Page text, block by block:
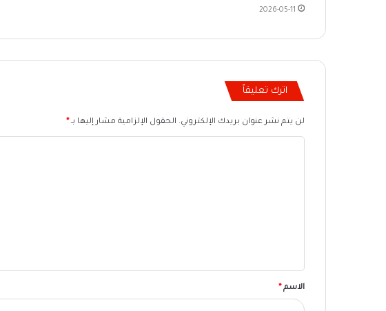
2026-05-11
اترك تعليقاً
لن يتم نشر عنوان بريدك الإلكتروني. الحقول الإلزامية مشار إليها بـ *
ق
الاسم *